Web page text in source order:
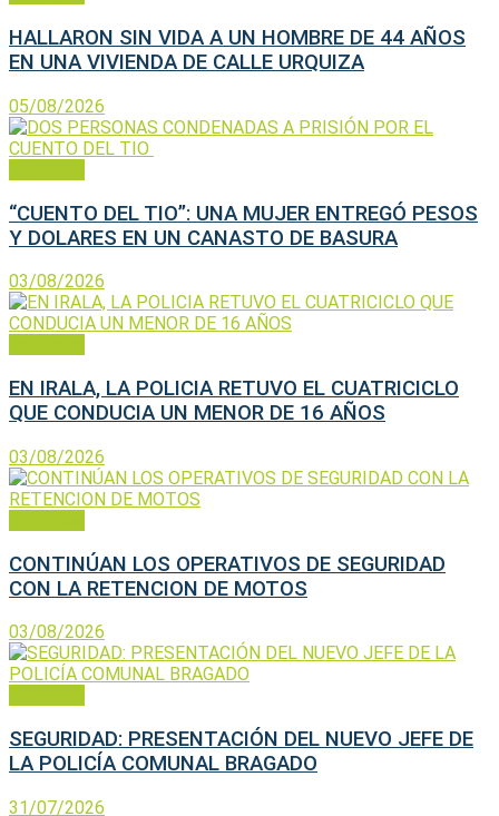
HALLARON SIN VIDA A UN HOMBRE DE 44 AÑOS
EN UNA VIVIENDA DE CALLE URQUIZA
05/08/2026
“CUENTO DEL TIO”: UNA MUJER ENTREGÓ PESOS
Y DOLARES EN UN CANASTO DE BASURA
03/08/2026
EN IRALA, LA POLICIA RETUVO EL CUATRICICLO
QUE CONDUCIA UN MENOR DE 16 AÑOS
03/08/2026
CONTINÚAN LOS OPERATIVOS DE SEGURIDAD
CON LA RETENCION DE MOTOS
03/08/2026
SEGURIDAD: PRESENTACIÓN DEL NUEVO JEFE DE
LA POLICÍA COMUNAL BRAGADO
31/07/2026